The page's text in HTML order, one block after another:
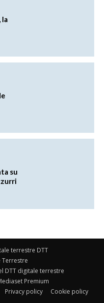
su
terrestre DTT
Terrestre
DTT digitale terrestre
Premium
Privacy policy Cookie policy